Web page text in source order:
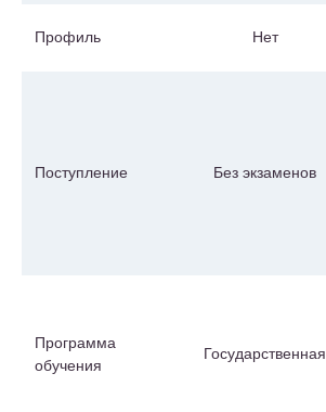
Профиль Нет
Поступление Без экзаменов
Программа
обучения
Государственная